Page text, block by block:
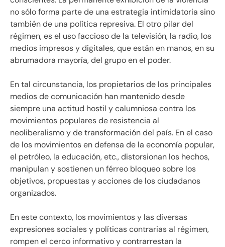
no sólo forma parte de una estrategia intimidatoria sino
también de una política represiva. El otro pilar del
régimen, es el uso faccioso de la televisión, la radio, los
medios impresos y digitales, que están en manos, en su
abrumadora mayoría, del grupo en el poder.
En tal circunstancia, los propietarios de los principales
medios de comunicación han mantenido desde
siempre una actitud hostil y calumniosa contra los
movimientos populares de resistencia al
neoliberalismo y de transformación del país. En el caso
de los movimientos en defensa de la economía popular,
el petróleo, la educación, etc., distorsionan los hechos,
manipulan y sostienen un férreo bloqueo sobre los
objetivos, propuestas y acciones de los ciudadanos
organizados.
En este contexto, los movimientos y las diversas
expresiones sociales y políticas contrarias al régimen,
rompen el cerco informativo y contrarrestan la